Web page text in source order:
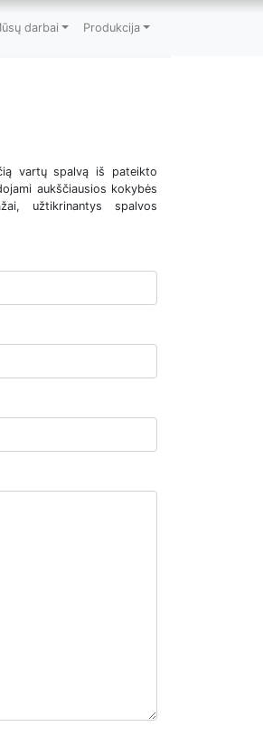
darbai Produkcija
vartų spalvą iš pateikto
aukščiausios kokybės
užtikrinantys spalvos